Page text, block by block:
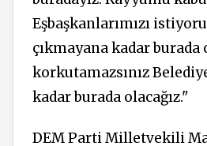
Eşbaşkanlarımızı
çıkmayana kadar burada
korkutamazsınız
kadar burada olacağız."
DEM Parti Milletvekili